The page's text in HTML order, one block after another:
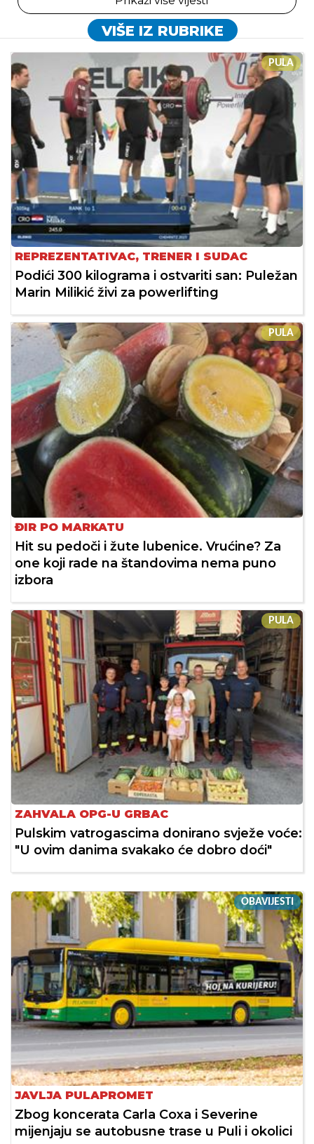
VIŠE IZ RUBRIKE
PULA
REPREZENTATIVAC, TRENER I SUDAC
Podići 300 kilograma i ostvariti san: Puležan
Marin Milikić živi za powerlifting
PULA
ĐIR PO MARKATU
Hit su pedoči i žute lubenice. Vrućine? Za
one koji rade na štandovima nema puno
izbora
PULA
ZAHVALA OPG-U GRBAC
Pulskim vatrogascima donirano svježe voće:
"U ovim danima svakako će dobro doći"
OBAVIJESTI
JAVLJA PULAPROMET
Zbog koncerata Carla Coxa i Severine
mijenjaju se autobusne trase u Puli i okolici